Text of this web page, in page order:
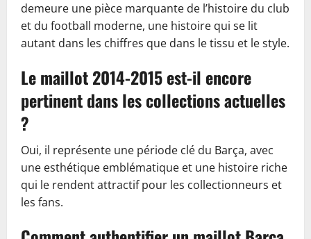
demeure une pièce marquante de l’histoire du club
et du football moderne, une histoire qui se lit
autant dans les chiffres que dans le tissu et le style.
Le maillot 2014-2015 est-il encore
pertinent dans les collections actuelles
?
Oui, il représente une période clé du Barça, avec
une esthétique emblématique et une histoire riche
qui le rendent attractif pour les collectionneurs et
les fans.